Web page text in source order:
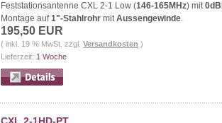
Feststationsantenne CXL 2-1 Low (146-165MHz) mit
Montage auf1"-Stahlrohr mitAussengewinde.
195,50 EUR
( inkl. 19 % MwSt. zzgl. Versandkosten )
Lieferzeit: 1 Woche